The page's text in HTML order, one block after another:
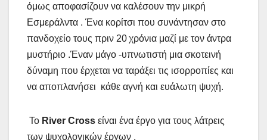
όμως αποφασίζουν να καλέσουν την μικρή
Εσμεράλντα . Ένα κορίτσι που συνάντησαν στο
πανδοχείο τους πριν 20χρόνια μαζί με τον άντρα
μυστήριο .Έναν μάγο -υπνωτιστή μια σκοτεινή
δύναμη που έρχεται να ταράξει τις ισορροπίες και
να αποπλανήσει κάθε αγνή και ευάλωτη ψυχή.
Το River Cross είναι ένα έργο για τους λάτρεις
των ψυχολογικών έργων .